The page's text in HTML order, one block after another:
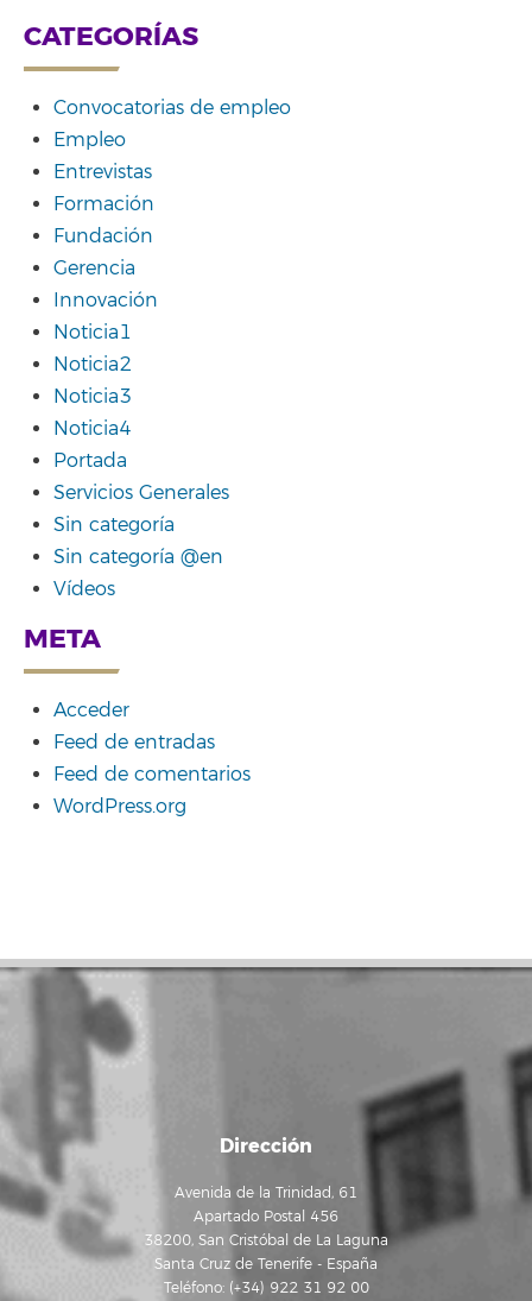
CATEGORÍAS
Convocatorias de empleo
Empleo
Entrevistas
Formación
Fundación
Gerencia
Innovación
Noticia1
Noticia2
Noticia3
Noticia4
Portada
Servicios Generales
Sin categoría
Sin categoría @en
Vídeos
META
Acceder
Feed de entradas
Feed de comentarios
WordPress.org
Dirección
Avenida de la Trinidad, 61
Apartado Postal 456
38200, San Cristóbal de La Laguna
Santa Cruz de Tenerife - España
Teléfono: (+34) 922 31 92 00